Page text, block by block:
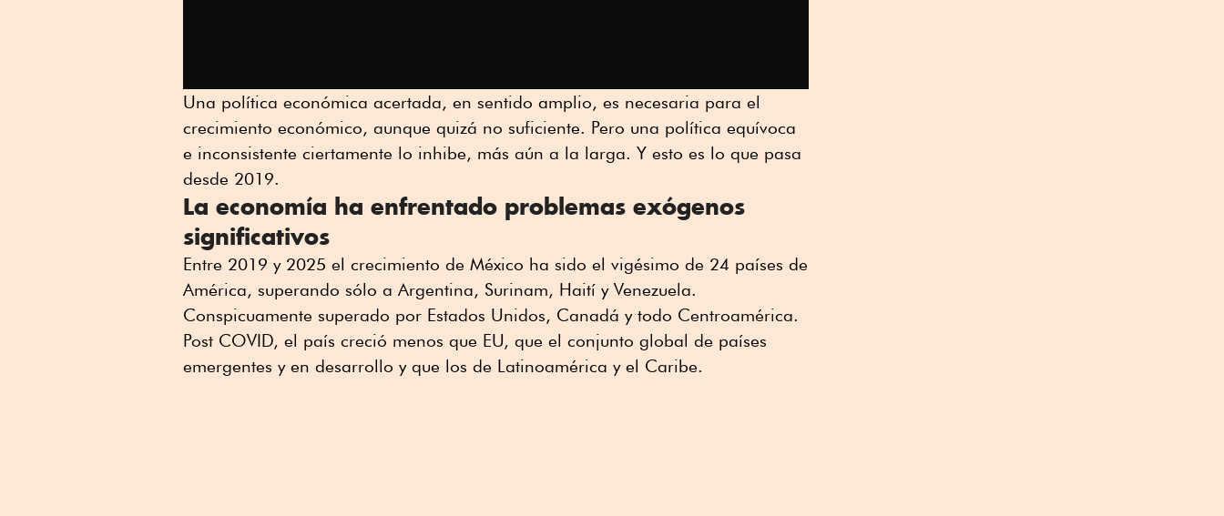
Una política económica acertada, en sentido amplio, es necesaria para el
crecimiento económico, aunque quizá no suficiente. Pero una política equívoca
e inconsistente ciertamente lo inhibe, más aún a la larga. Y esto es lo que pasa
desde 2019.
La economía ha enfrentado problemas exógenos
significativos
Entre 2019 y 2025 el crecimiento de México ha sido el vigésimo de 24 países de
América, superando sólo a Argentina, Surinam, Haití y Venezuela.
Conspicuamente superado por Estados Unidos, Canadá y todo Centroamérica.
Post COVID, el país creció menos que EU, que el conjunto global de países
emergentes y en desarrollo y que los de Latinoamérica y el Caribe.